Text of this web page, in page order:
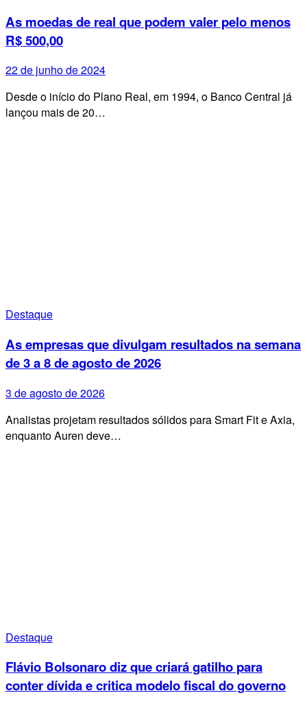
As moedas de real que podem valer pelo menos
R$ 500,00
22 de junho de 2024
Desde o início do Plano Real, em 1994, o Banco Central já
lançou mais de 20…
Destaque
As empresas que divulgam resultados na semana
de 3 a 8 de agosto de 2026
3 de agosto de 2026
Analistas projetam resultados sólidos para Smart Fit e Axia,
enquanto Auren deve…
Destaque
Flávio Bolsonaro diz que criará gatilho para
conter dívida e critica modelo fiscal do governo